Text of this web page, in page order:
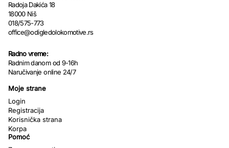
Radoja Dakića 18
18000 Niš
018/575-773
office@odigledolokomotive.rs
Radno vreme:
Radnim danom od 9-16h
Naručivanje online 24/7
Moje strane
Login
Registracija
Korisnička strana
Korpa
Pomoć